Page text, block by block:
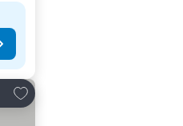
Dodati u favorite